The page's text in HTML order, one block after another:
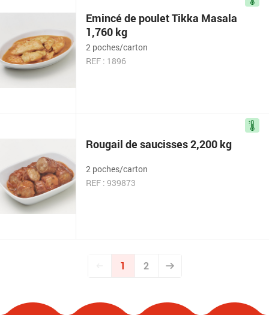
Emincé de poulet Tikka Masala
1,760 kg
2 poches/carton
REF : 1896
Rougail de saucisses 2,200 kg
2 poches/carton
REF : 939873
1 2